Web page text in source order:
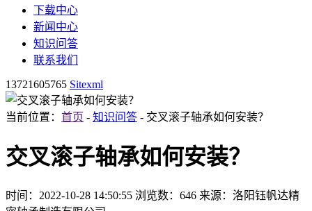
下载中心
新闻中心
知识问答
联系我们
13721605765 Sitexml
当前位置： 首页 - 知识问答 - 交叉滚子轴承如何安装？
交叉滚子轴承如何安装？
时间：2022-10-28 14:50:55 浏览数：646 来源：洛阳钰帆达精